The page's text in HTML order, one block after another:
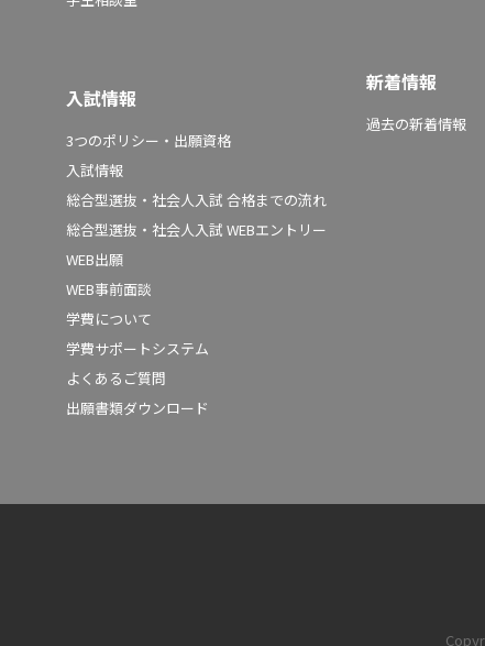
入試情報
3つのポリシー・出願資格
入試情報
総合型選抜・社会人入試 合格までの流れ
総合型選抜・社会人入試 WEBエントリー
WEB出願
WEB事前面談
学費について
学費サポートシステム
よくあるご質問
出願書類ダウンロード
新着情報
過去の新着情報